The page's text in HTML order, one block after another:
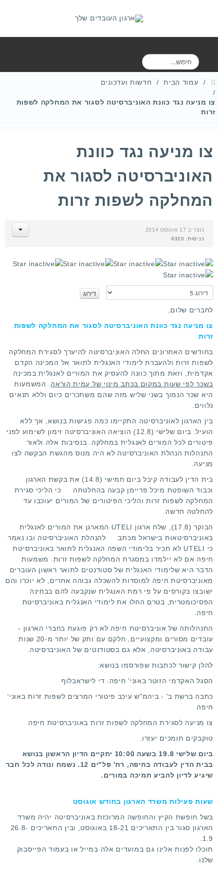
ח
י
עמוד הבית חדשות ועדכונים
צו מניעה נגד כוונת האוניברסיטה לסגור את המחלקה לשפות
זרות
צו מניעה נגד כוונת
האוניברסיטה לסגור את
המחלקה לשפות זרות
נוצר ב 17 אוגוסט 2014
כניסות: 6320
נ
א
ר
ג
לחברים שלום,
צו מניעה נגד כוונת האוניברסיטה לסגור את המחלקה לשפות
זרות
בחודשים האחרונים החלה האוניברסיטה להיערך לסגירת המחלקה
לשפות זרות ולהעברת לימודי האנגלית לתואר אל המכינה הקדם
אקדמית, וזאת מתוך כוונה להעסיק את המורים לאנגלית במכינה
בשכר לפי שעות במקום בכתב מינוי של עמית הוראה . המשמעות
היא שכר הנמוך בשני שליש מזה שהם משתכרים כיום וללא תנאים
נלווים.
בין הארגון לאוניברסיטה התקיימו כמה פגישות בנושא, אך ללא
הועיל. ביום שלישי (12.8) הוציאה האוניברסיטה זימון לשימוע לפני
פיטורים לכל המורים לאנגלית במחלקה. בנסיבות אלה ולאור
התנהלות הנהלת האוניברסיטה לא היה מנוס מהגשת הבקשה לצו
מניעה.
בית הדין לעבודה קיבל ביום חמישי (14.8) את
בקשת הארגון
וכבוד השופטת מיכל פריימן קבעה בהחלטתה
כי הליכי סגירת
המחלקה לשפות זרות והליכי הפיטורים של המורים יעוכבו עד
להחלטה חדשה.
הבוקר (17.8), שלח ארגון UTELI המארגן את המורים לאנגלית
באוניברסיטאות בישראל מכתב
להנהלת האוניברסיטה ובו נאמר
כי UTELI לא תכיר בלימודי השפה האנגלית לתואר באוניברסיטת
חיפה אם לא יילמדו במסגרת המחלקה לשפות זרות. משמעות
הדבר היא שלימודי האנגלית של סטודנטים לתואר ראשון העוברים
מאוניברסיטת חיפה למוסדות להשכלה גבוהה אחרים, לא יוכרו והם
ישובצו בקורסים על פי רמת האנגלית שנקבעה להם בבחינה
הפסיכומטרית, בטרם החלו את לימודי האנגלית באוניברסיטת
חיפה.
התנהלותה של אוניברסיטת חיפה לא רק פוגעת בחברי הארגון -
עובדים מסורים ומקצועיים, חלקם עם ותק של יותר מ-20 שנות
עבודה באוניברסיטה, אלא גם בסטודנטים של האוניברסיטה.
להלן קישור לכתבות שפורסמו בנושא:
הסגל האקדמי הזוטר באוני' חיפה: די לישראבלוף
כתבה ברשת ב' - ביהמ"ש עיכב פיטורי המרצים לשפות זרות באוני'
חיפה
צו מניעה לסגירת המחלקה לשפות זרות באוניברסיטת חיפה
טוקבקים תומכים יעזרו.
ביום שלישי 19.8 בשעה 10:00 יתקיים הדיון הראשון בנושא
בבית הדין לעבודה בחיפה, רח' פל"ים 12. נשמח ונודה לכל חבר
שיגיע לדיון להביע תמיכה במורים.
שעות פעילות משרד הארגון בחודש אוגוסט
בשל חופשת הקיץ והחופשה המרוכזת באוניברסיטה יהיה משרד
הארגון סגור בין התאריכים 18-21 באוגוסט, ובין התאריכים 26.8-
1.9.
תוכלו לפנות אלינו גם במועדים אלה במיילאו בעמוד הפייסבוק
שלנו.